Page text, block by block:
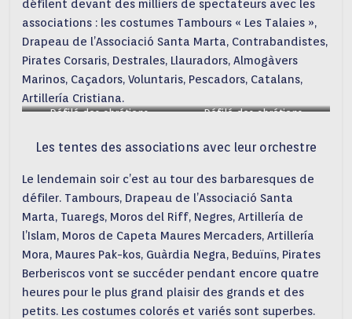
défilent devant des milliers de spectateurs avec les
associations : les costumes Tambours « Les Talaies »,
Drapeau de l’Associació Santa Marta, Contrabandistes,
Pirates Corsaris, Destrales, Llauradors, Almogàvers
Marinos, Caçadors, Voluntaris, Pescadors, Catalans,
Artillería Cristiana.
Défilé des chrétiens Défilé des chrétiens
Les tentes des associations avec leur orchestre
Le lendemain soir c’est au tour des barbaresques de
défiler. Tambours, Drapeau de l’Associació Santa
Marta, Tuaregs, Moros del Riff, Negres, Artillería de
l’Islam, Moros de Capeta Maures Mercaders, Artillería
Mora, Maures Pak-kos, Guàrdia Negra, Beduïns, Pirates
Berberiscos vont se succéder pendant encore quatre
heures pour le plus grand plaisir des grands et des
petits. Les costumes colorés et variés sont superbes.